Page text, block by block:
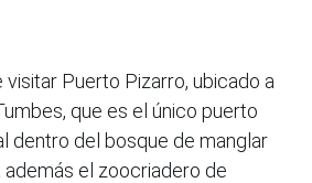
Puerto Pizarro, ubicado a
que es el único puerto
dentro del bosque de manglar
además el zoocriadero de